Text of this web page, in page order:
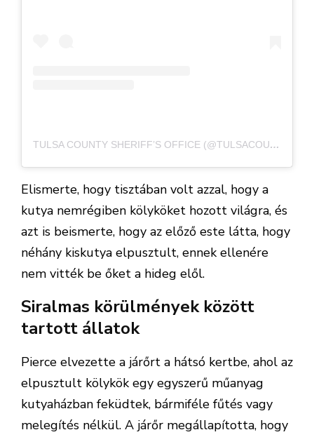
TULSA COUNTY SHERIFF’S OFFICE (@TULSACOUNTYSHERIFFSOFFICE) ÁLTAL MEGOSZTOTT BEJEGYZÉS
Elismerte, hogy tisztában volt azzal, hogy a
kutya nemrégiben kölyköket hozott világra, és
azt is beismerte, hogy az előző este látta, hogy
néhány kiskutya elpusztult, ennek ellenére
nem vitték be őket a hideg elől.
Siralmas körülmények között
tartott állatok
Pierce elvezette a járőrt a hátsó kertbe, ahol az
elpusztult kölykök egy egyszerű műanyag
kutyaházban feküdtek, bármiféle fűtés vagy
melegítés nélkül. A járőr megállapította, hogy